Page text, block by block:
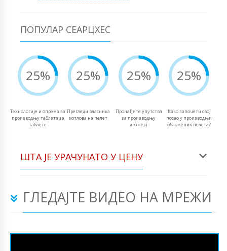
ПОПУЛАР СЕАРЦХЕС
25%
Технологије и опрема за
производњу таблета за
таблете
25%
Прегледи власника
котлова на пелет
25%
Пронађите упутства
за производњу
дражеја
25%
Како започети свој
посао у производњи
обложених пелета?
ШТА ЈЕ УРАЧУНАТО У ЦЕНУ
ГЛЕДАЈТЕ ВИДЕО НА МРЕЖИ